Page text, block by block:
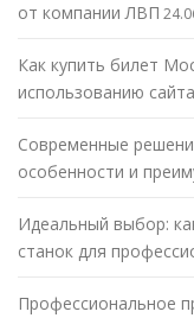
от компании ЛВП
Как купить билет
использованию
Современные
особенности и
Идеальный выбор:
станок для
Профессиональное